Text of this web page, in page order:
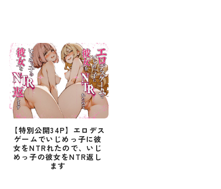
【特別公開34P】エロデス
ゲームでいじめっ子に彼
女をNTRれたので、いじ
めっ子の彼女をNTR返し
ます